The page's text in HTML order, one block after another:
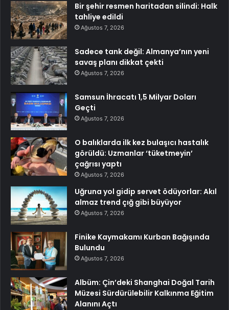
Bir şehir resmen haritadan silindi: Halk
tahliye edildi
Ağustos 7, 2026
Sadece tank değil: Almanya’nın yeni
savaş planı dikkat çekti
Ağustos 7, 2026
Samsun İhracatı 1,5 Milyar Doları
Geçti
Ağustos 7, 2026
O balıklarda ilk kez bulaşıcı hastalık
görüldü: Uzmanlar ‘tüketmeyin’
çağrısı yaptı
Ağustos 7, 2026
Uğruna yol gidip servet ödüyorlar: Akıl
almaz trend çığ gibi büyüyor
Ağustos 7, 2026
Finike Kaymakamı Kurban Bağışında
Bulundu
Ağustos 7, 2026
Albüm: Çin’deki Shanghai Doğal Tarih
Müzesi Sürdürülebilir Kalkınma Eğitim
Alanını Açtı